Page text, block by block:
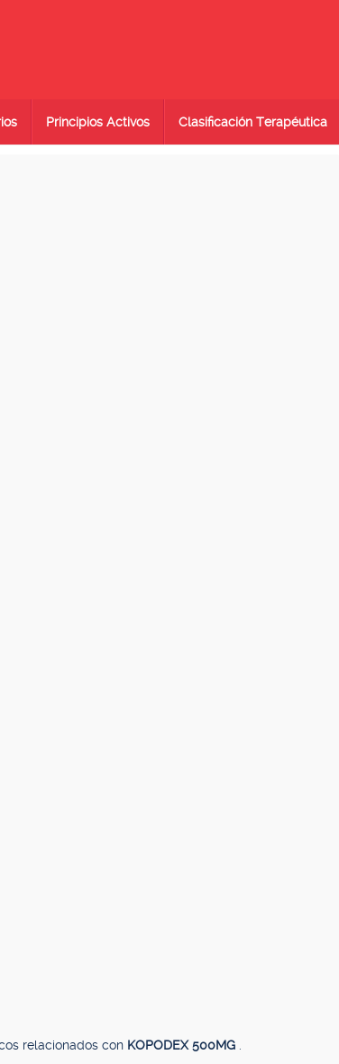
Principios Activos Clasificación Terapéutica
relacionados con KOPODEX 500MG